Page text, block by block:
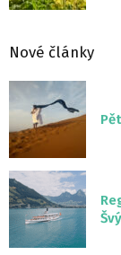
Nové články